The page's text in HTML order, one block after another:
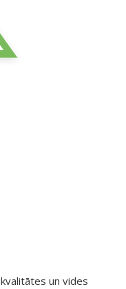
un vides